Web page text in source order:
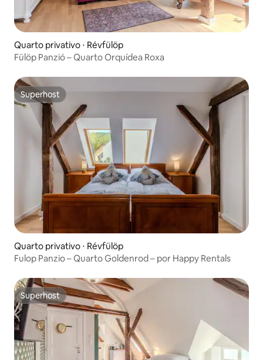
Quarto privativo ⋅ Révfülöp
Fülöp Panzió – Quarto Orquídea Roxa
Superhost
Superhost
Quarto privativo ⋅ Révfülöp
Fulop Panzio – Quarto Goldenrod – por Happy Rentals
Superhost
Superhost